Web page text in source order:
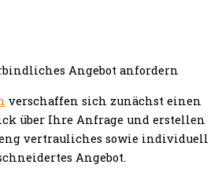
Angebot anfordern
verschaffen sich zunächst einen
über Ihre Anfrage und erstellen
vertrauliches sowie individuell
Angebot.